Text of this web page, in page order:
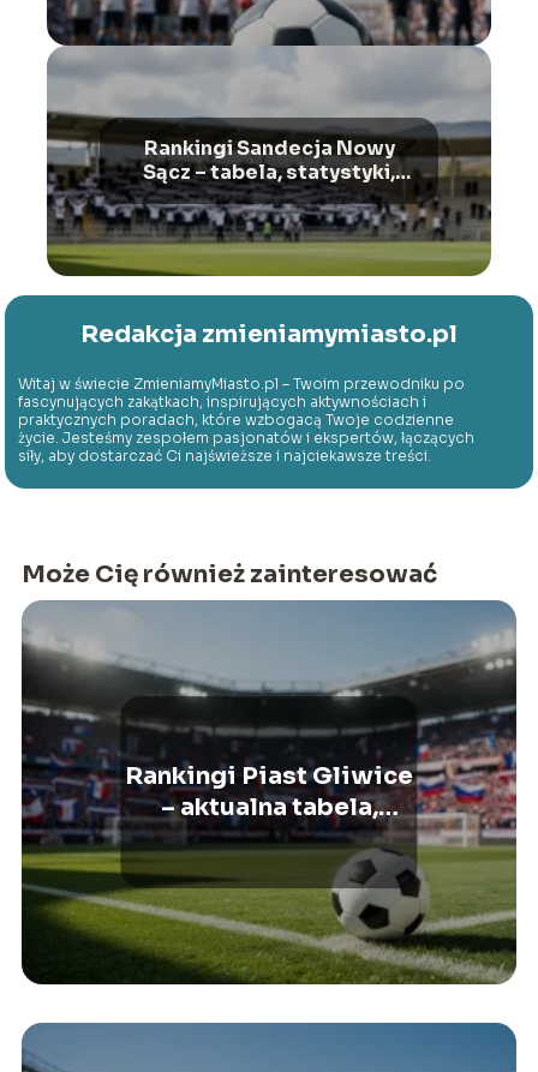
Rankingi Sandecja Nowy
Sącz – tabela, statystyki,
wyniki
Redakcja zmieniamymiasto.pl
Witaj w świecie ZmieniamyMiasto.pl – Twoim przewodniku po
fascynujących zakątkach, inspirujących aktywnościach i
praktycznych poradach, które wzbogacą Twoje codzienne
życie. Jesteśmy zespołem pasjonatów i ekspertów, łączących
siły, aby dostarczać Ci najświeższe i najciekawsze treści.
Może Cię również zainteresować
Rankingi Piast Gliwice
– aktualna tabela,
wyniki, statystyki